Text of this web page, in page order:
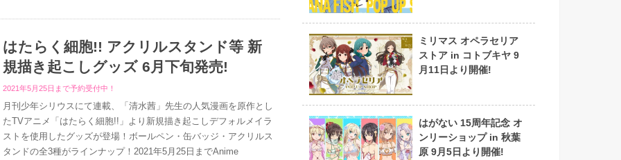
はたらく細胞!! アクリルスタンド等 新
規描き起こしグッズ 6月下旬発売!
2021年5月25日まで予約受付中！
月刊少年シリウスにて連載、「清水茜」先生の人気漫画を原作とし
たTVアニメ「はたらく細胞!!」より新規描き起こしデフォルメイラ
ストを使用したグッズが登場！ボールペン・缶バッジ・アクリルス
タンドの全3種がラインナップ！2021年5月25日までAnime
ミリマス オペラセリア
ストア in コトブキヤ 9
月11日より開催!
はがない 15周年記念 オ
ンリーショップ in 秋葉
原 9月5日より開催!